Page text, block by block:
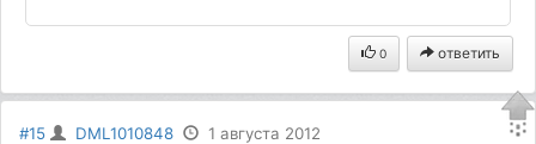
0 ответить
#15 DML1010848 1 августа 2012